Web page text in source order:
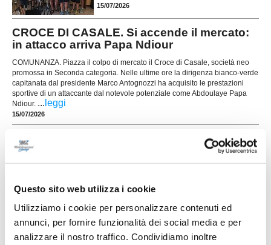
Questo sito web utilizza i cookie
Utilizziamo i cookie per personalizzare contenuti ed
annunci, per fornire funzionalità dei social media e per
analizzare il nostro traffico. Condividiamo inoltre
15/07/2026
CROCE DI CASALE. Si accende il mercato:
in attacco arriva Papa Ndiour
COMUNANZA. Piazza il colpo di mercato il Croce di Casale, società neo
promossa in Seconda categoria. Nelle ultime ore la dirigenza bianco-verde
capitanata dal presidente Marco Antognozzi ha acquisito le prestazioni
sportive di un attaccante dal notevole potenziale come Abdoulaye Papa
Ndiour. ... leggi
15/07/2026
GROTTAMMARE. Spazio ai giovani:
Nannuzzi e Fradiani in prima squadra
di prospettiva in vista della stagione 2026-2027.
ordini dello staff tecnico il centrocampista
Simo...leggi